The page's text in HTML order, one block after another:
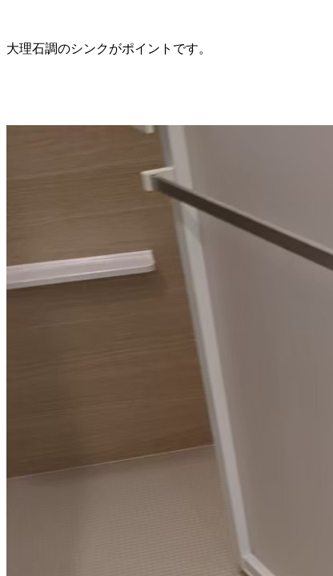
大理石調のシンクがポイントです。